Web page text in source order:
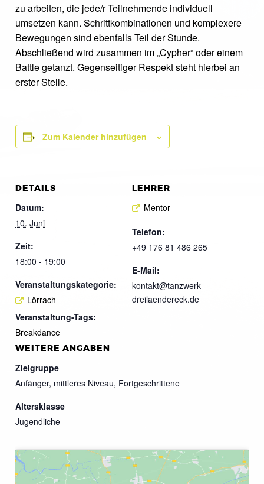
zu arbeiten, die jede/r Teilnehmende individuell
umsetzen kann. Schrittkombinationen und komplexere
Bewegungen sind ebenfalls Teil der Stunde.
Abschließend wird zusammen im „Cypher“ oder einem
Battle getanzt. Gegenseitiger Respekt steht hierbei an
erster Stelle.
Zum Kalender hinzufügen
DETAILS
Datum:
10. Juni
Zeit:
18:00 - 19:00
Veranstaltungskategorie:
Lörrach
Veranstaltung-Tags:
Breakdance
LEHRER
Mentor
Telefon:
+49 176 81 486 265
E-Mail:
kontakt@tanzwerk-
dreilaendereck.de
WEITERE ANGABEN
Zielgruppe
Anfänger, mittleres Niveau, Fortgeschrittene
Altersklasse
Jugendliche